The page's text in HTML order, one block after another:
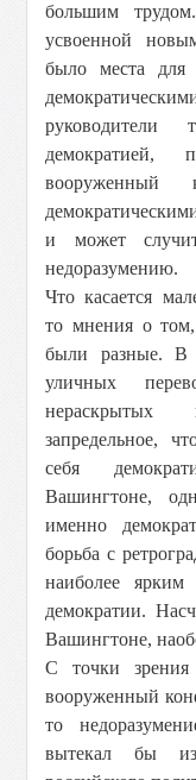
большим
усвоенной
было места для
и может
недоразумению.
Что касается
то мнения о
были разные. В
уличных
нераскрытых
запредельное,
себя
Вашингтоне,
именно
борьба с
наиболее ярким
демократии.
Вашингтоне,
С точки
вооруженный
то
вытекал бы из